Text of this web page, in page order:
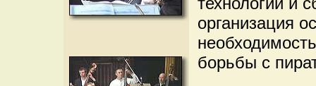
организация
борьбы с